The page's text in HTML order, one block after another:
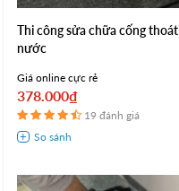
Thi công sửa chữa cống thoát
nước
Giá online cực rẻ
378.000₫
19 đánh giá